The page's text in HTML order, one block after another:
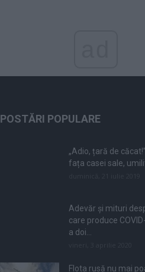
POSTĂRI POPULARE
„Adio, țară de
fața casei sale, umilit
Adevăr și mituri
care produce
a doi...
Flota rusă nu mai